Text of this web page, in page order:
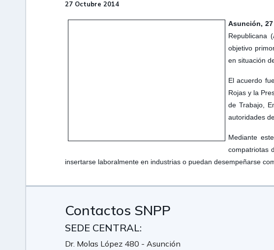
27 Octubre 2014
Asunción,
Republicana
objetivo
en situación
El acuerdo
Rojas y la
de Trabajo,
autoridades
Mediante
compatriotas
insertarse laboralmente en industrias o puedan desempeñarse
Contactos SNPP
SEDE CENTRAL:
Dr. Molas López 480 - Asunción